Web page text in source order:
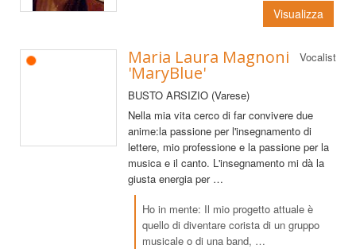
Visualizza
Vocalist
Maria Laura Magnoni
'MaryBlue'
BUSTO ARSIZIO (Varese)
Nella mia vita cerco di far convivere due
anime:la passione per l'insegnamento di
lettere, mio professione e la passione per la
musica e il canto. L'insegnamento mi dà la
giusta energia per …
Ho in mente: Il mio progetto attuale è
quello di diventare corista di un gruppo
musicale o di una band, …